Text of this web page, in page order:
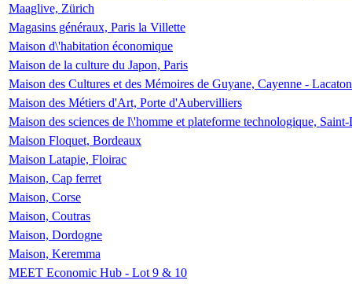
Maaglive, Zürich
Magasins généraux, Paris la Villette
Maison d\'habitation économique
Maison de la culture du Japon, Paris
Maison des Cultures et des Mémoires de Guyane, Cayenne -
Maison des Métiers d'Art, Porte d'Aubervilliers
Maison des sciences de l\'homme et plateforme technologique,
Maison Floquet, Bordeaux
Maison Latapie, Floirac
Maison, Cap ferret
Maison, Corse
Maison, Coutras
Maison, Dordogne
Maison, Keremma
MEET Economic Hub - Lot 9 & 10